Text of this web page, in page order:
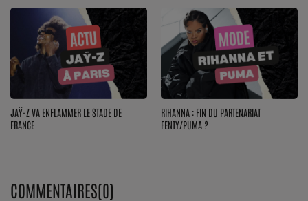
Dossier de Presse
Service Commercial
Contact
Se connecter
JAŸ-Z VA ENFLAMMER LE STADE DE
FRANCE
RIHANNA : FIN DU PARTENARIAT
FENTY/PUMA ?
COMMENTAIRES(0)